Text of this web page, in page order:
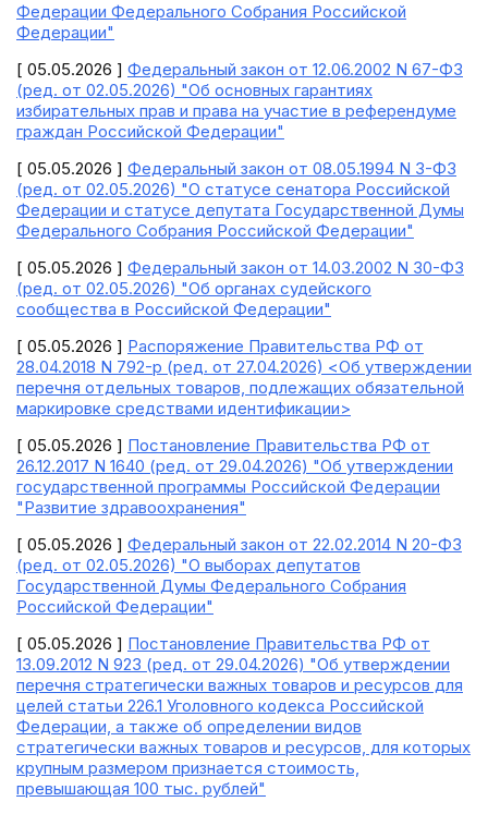
Федерации Федерального Собрания Российской
Федерации"
[ 05.05.2026 ] Федеральный закон от 12.06.2002 N 67-ФЗ
(ред. от 02.05.2026) "Об основных гарантиях
избирательных прав и права на участие в референдуме
граждан Российской Федерации"
[ 05.05.2026 ] Федеральный закон от 08.05.1994 N 3-ФЗ
(ред. от 02.05.2026) "О статусе сенатора Российской
Федерации и статусе депутата Государственной Думы
Федерального Собрания Российской Федерации"
[ 05.05.2026 ] Федеральный закон от 14.03.2002 N 30-ФЗ
(ред. от 02.05.2026) "Об органах судейского
сообщества в Российской Федерации"
[ 05.05.2026 ] Распоряжение Правительства РФ от
28.04.2018 N 792-р (ред. от 27.04.2026) <Об утверждении
перечня отдельных товаров, подлежащих обязательной
маркировке средствами идентификации>
[ 05.05.2026 ] Постановление Правительства РФ от
26.12.2017 N 1640 (ред. от 29.04.2026) "Об утверждении
государственной программы Российской Федерации
"Развитие здравоохранения"
[ 05.05.2026 ] Федеральный закон от 22.02.2014 N 20-ФЗ
(ред. от 02.05.2026) "О выборах депутатов
Государственной Думы Федерального Собрания
Российской Федерации"
[ 05.05.2026 ] Постановление Правительства РФ от
13.09.2012 N 923 (ред. от 29.04.2026) "Об утверждении
перечня стратегически важных товаров и ресурсов для
целей статьи 226.1 Уголовного кодекса Российской
Федерации, а также об определении видов
стратегически важных товаров и ресурсов, для которых
крупным размером признается стоимость,
превышающая 100 тыс. рублей"